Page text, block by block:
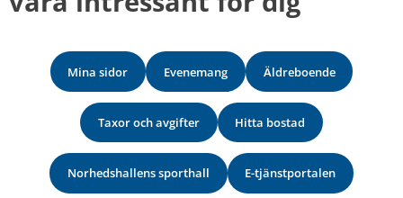
Mina sidor Evenemang Äldreboende
Taxor och avgifter Hitta bostad
Norhedshallens sporthall E-tjänstportalen